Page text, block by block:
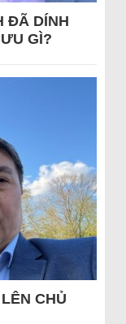
ĐÃ DÍNH
GÌ?
CHỦ